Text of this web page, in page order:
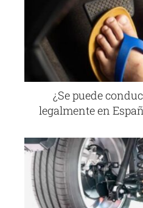
¿Se puede
legalmente en